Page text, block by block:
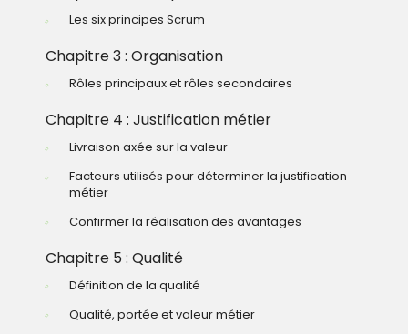
Les six principes Scrum
Chapitre 3 : Organisation
Rôles principaux et rôles secondaires
Chapitre 4 : Justification métier
Livraison axée sur la valeur
Facteurs utilisés pour déterminer la justification
métier
Confirmer la réalisation des avantages
Chapitre 5 : Qualité
Définition de la qualité
Qualité, portée et valeur métier